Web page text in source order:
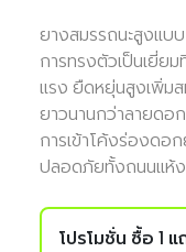
ยางสมรรถนะสูงแบ
การทรงตัวเป็นเยี่ย
แรง ยืดหยุ่นสูงเพิ่มส
ยาวนานกว่าลายดอ
การเข้าโค้งร่องดอ
ปลอดภัยทั้งถนนแห้
โปรโมชั่น ซื้อ 1